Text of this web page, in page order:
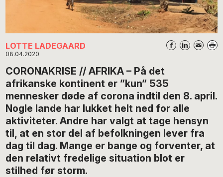
LOTTE LADEGAARD
08.04.2020
CORONAKRISE // AFRIKA – På det
afrikanske kontinent er ”kun” 535
mennesker døde af corona indtil den 8. april.
Nogle lande har lukket helt ned for alle
aktiviteter. Andre har valgt at tage hensyn
til, at en stor del af befolkningen lever fra
dag til dag. Mange er bange og forventer, at
den relativt fredelige situation blot er
stilhed før storm.